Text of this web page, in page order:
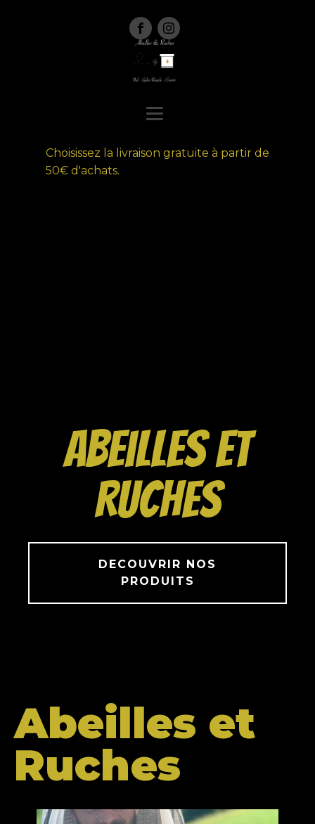
Choisissez la livraison gratuite à partir de
50€ d'achats.
Abeilles et
Ruches
DECOUVRIR NOS
PRODUITS
Abeilles et
Ruches